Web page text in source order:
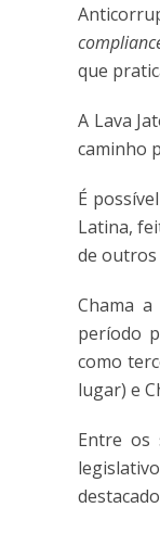
que
A Lava
caminho
É
Latina,
de outros
Chama
período
como
lugar) e
Entre os